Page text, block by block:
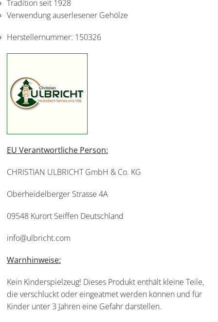
Tradition seit 1928
Verwendung auserlesener Gehölze
Herstellernummer: 150326
EU Verantwortliche Person:
CHRISTIAN ULBRICHT GmbH & Co. KG
Oberheidelberger Strasse 4A
09548 Kurort Seiffen Deutschland
info@ulbricht.com
Warnhinweise:
Kein Kinderspielzeug! Dieses Produkt enthält kleine Teile,
die verschluckt oder eingeatmet werden können und für
Kinder unter 3 Jahren eine Gefahr darstellen.